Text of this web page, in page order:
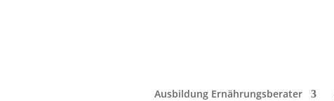
Ausbildung Ernährungsberater